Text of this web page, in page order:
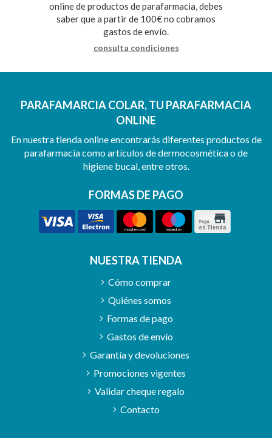
online de productos de parafarmacia, debes
saber que a partir de 100€ no cobramos
gastos de envío.
consulta condiciones
PARAFAMARCIA COLAR, TU PARAFARMACIA
ONLINE
En nuestra tienda online encontrarás diferentes productos de
parafarmacia como artículos de dermocosmética o de
higiene bucal, entre otros.
FORMAS DE PAGO
NUESTRA TIENDA
Cómo comprar
Quiénes somos
Formas de pago
Gastos de envío
Garantía y devoluciones
Promociones vigentes
Validar cheque regalo
Contacto